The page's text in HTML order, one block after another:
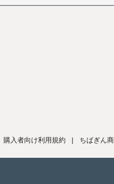
購入者向け利用規約 | ちばぎん